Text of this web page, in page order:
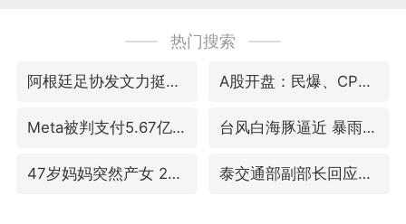
热门搜索
阿根廷足协发文力挺因凡蒂诺 A股开盘：民爆、CPO等概念走强
Meta被判支付5.67亿美元 台风白海豚逼近 暴雨大暴雨来袭
47岁妈妈突然产女 26岁女儿：很震惊 泰交通部副部长回应中国人遭歧视手势